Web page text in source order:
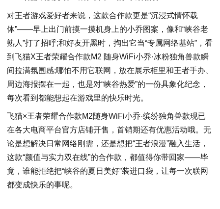
对王者游戏爱好者来说，这款合作款更是“沉浸式情怀载
体”——早上出门前摸一摸机身上的小乔图案，像和“峡谷老
熟人”打了招呼;和好友开黑时，掏出它当“专属网络基站”，看
到飞猫X王者荣耀合作款M2 随身WiFi小乔·冰粉独角兽款瞬
间拉满氛围感;哪怕不用它联网，放在展示柜里和王者手办、
周边海报摆在一起，也是对“峡谷热爱”的一份具象化纪念，
每次看到都能想起在游戏里的快乐时光。
飞猫×王者荣耀合作款M2随身WiFi小乔·缤纷独角兽款现已
在各大电商平台官方店铺开售，首销期还有优惠活动哦。无
论是想解决日常网络刚需，还是想把“王者浪漫”融入生活，
这款“颜值与实力双在线”的合作款，都值得你带回家——毕
竟，谁能拒绝把“峡谷的夏日美好”装进口袋，让每一次联网
都变成快乐的事呢。